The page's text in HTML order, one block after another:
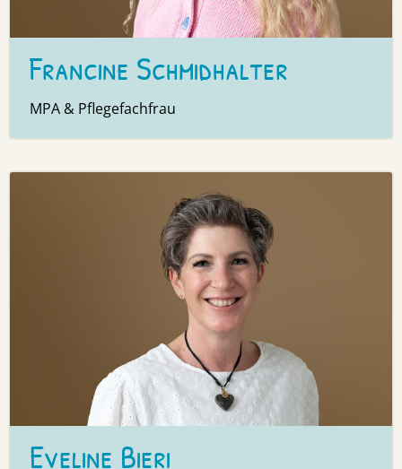
Francine Schmidhalter
MPA & Pflegefachfrau
Eveline Bieri